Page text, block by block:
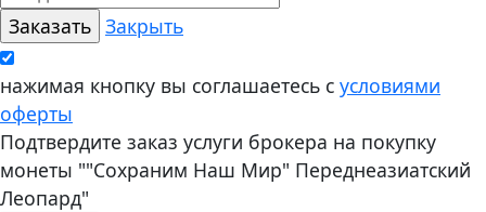
Закрыть
нажимая кнопку вы соглашаетесь с условиями
оферты
Подтвердите заказ услуги брокера на покупку
монеты ""Сохраним Наш Мир" Переднеазиатский
Леопард"